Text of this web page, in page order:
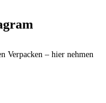
Verpacken – hier nehmen